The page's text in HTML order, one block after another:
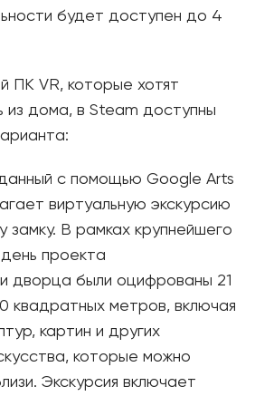
будет доступен до 4
ПК VR, которые хотят
из дома, в Steam доступны
с помощью Google Arts
виртуальную экскурсию
замку. В рамках крупнейшего
проекта
дворца были оцифрованы 21
квадратных метров, включая
картин и других
которые можно
Экскурсия включает